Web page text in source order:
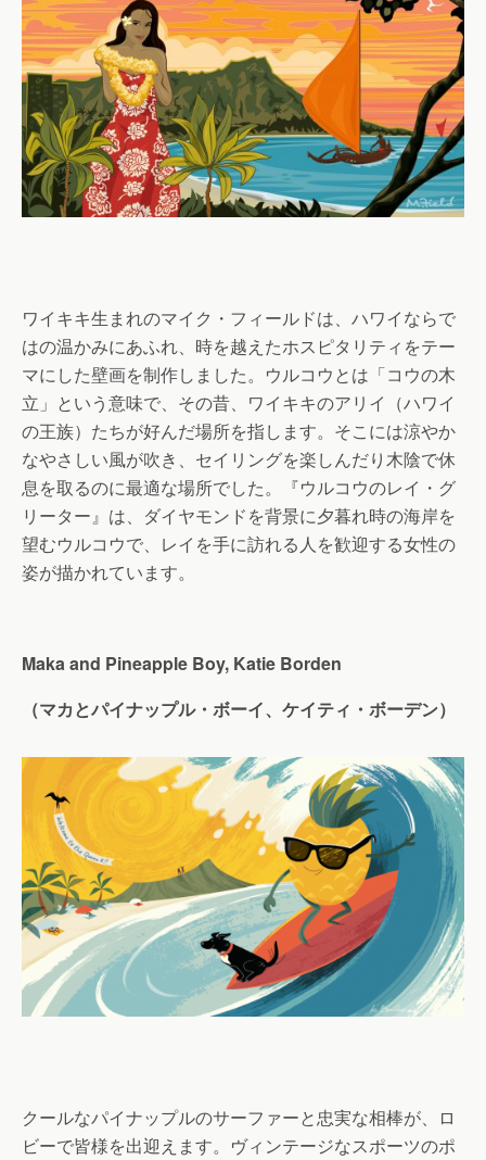
ワイキキ生まれのマイク・フィールドは、ハワイならで
はの温かみにあふれ、時を越えたホスピタリティをテー
マにした壁画を制作しました。ウルコウとは「コウの木
立」という意味で、その昔、ワイキキのアリイ（ハワイ
の王族）たちが好んだ場所を指します。そこには涼やか
なやさしい風が吹き、セイリングを楽しんだり木陰で休
息を取るのに最適な場所でした。『ウルコウのレイ・グ
リーター』は、ダイヤモンドを背景に夕暮れ時の海岸を
望むウルコウで、レイを手に訪れる人を歓迎する女性の
姿が描かれています。
Maka and Pineapple Boy, Katie Borden
（マカとパイナップル・ボーイ、ケイティ・ボーデン）
クールなパイナップルのサーファーと忠実な相棒が、ロ
ビーで皆様を出迎えます。ヴィンテージなスポーツのポ